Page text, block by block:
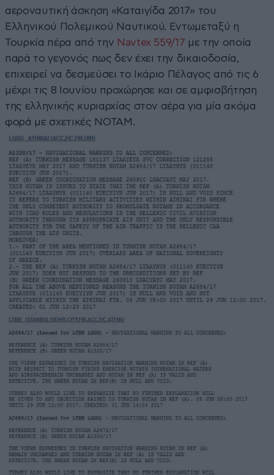
αεροναυτική άσκηση «Καταιγίδα 2017» του
Ελληνικού Πολεμικού Ναυτικού. Εντωμεταξύ η
Τουρκία πέρα από την Navtex 559/17 με την οποία
παρά το γεγονός πως δεν έχει την δικαιοδοσία,
επιχειρεί να δεσμεύσει το Ικάριο Πέλαγος από τις 6
μέχρι τις 8 Ιουνίου προχώρησε και σε αμφισβήτηση
της ελληνικής κυριαρχίας στον αέρα για μία ακόμα
φορά με σχετικές NOTAM.